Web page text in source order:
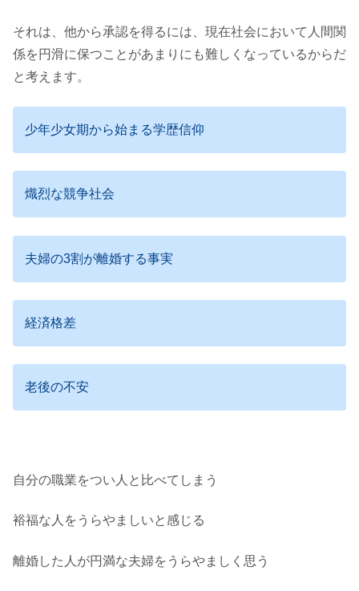
それは、他から承認を得るには、現在社会において人間関
係を円滑に保つことがあまりにも難しくなっているからだ
と考えます。
少年少女期から始まる学歴信仰
熾烈な競争社会
夫婦の3割が離婚する事実
経済格差
老後の不安
自分の職業をつい人と比べてしまう
裕福な人をうらやましいと感じる
離婚した人が円満な夫婦をうらやましく思う